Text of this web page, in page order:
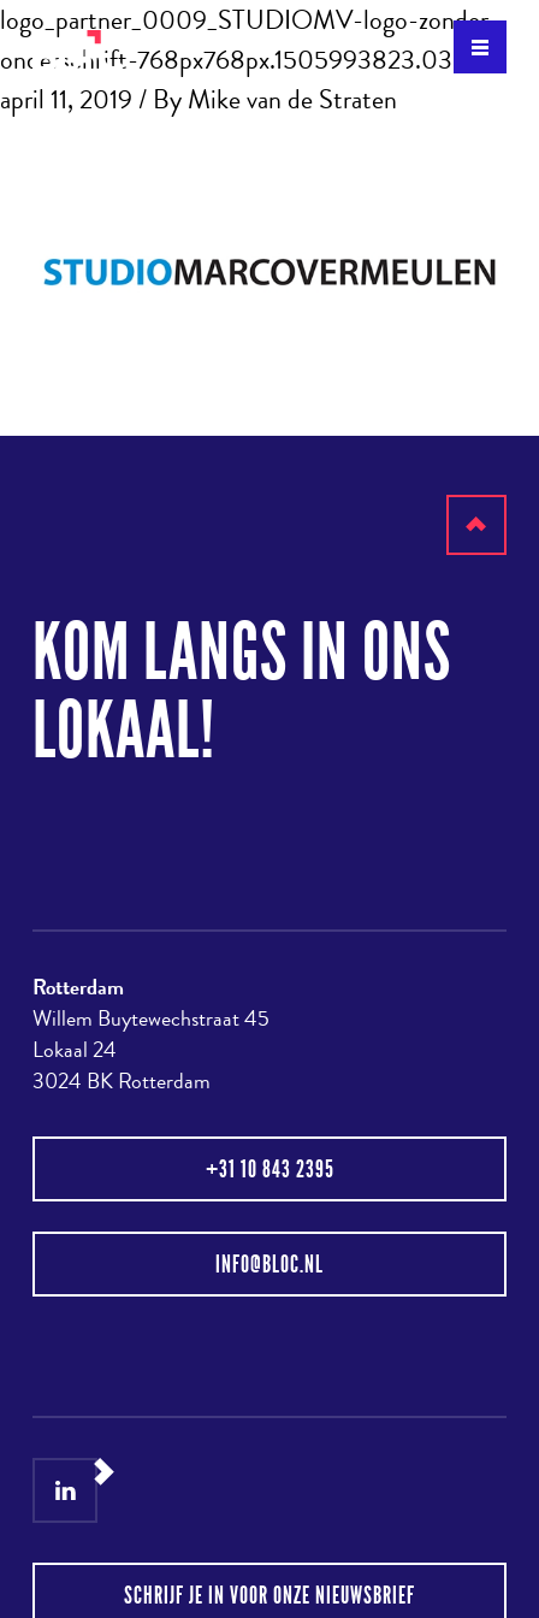
logo_partner_0009_STUDIOMV-logo-zonder-
onderschrift-768px768px.1505993823.0385
april 11, 2019 / ByMike van de Straten
KOM LANGS IN ONS
LOKAAL!
Rotterdam
Willem Buytewechstraat 45
Lokaal 24
3024 BK Rotterdam
+31 10 843 2395
INFO@BLOC.NL
SCHRIJF JE IN VOOR ONZE NIEUWSBRIEF